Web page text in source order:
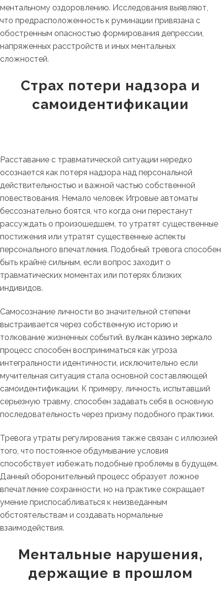
ментальному оздоровлению. Исследования выявляют,
что предрасположенность к руминации привязана с
обостренным опасностью формирования депрессии,
напряженных расстройств и иных ментальных
сложностей.
Страх потери надзора и
самоидентификации
Расставание с травматической ситуации нередко
осознается как потеря надзора над персональной
действительностью и важной частью собственной
повествования. Немало человек Игровые автоматы
бессознательно боятся, что когда они перестанут
рассуждать о произошедшем, то утратят существенные
постижения или утратят существенные аспекты
персонального впечатления. Подобный тревога способен
быть крайне сильным, если вопрос заходит о
травматических моментах или потерях близких
индивидов.
Самосознание личности во значительной степени
выстраивается через собственную историю и
толкование жизненных событий. вулкан казино зеркало
процесс способен восприниматься как угроза
интегральности идентичности, исключительно если
мучительная ситуация стала основной составляющей
самоидентификации. К примеру, личность, испытавший
серьезную травму, способен задавать себя в основную
последовательность через призму подобного практики.
Тревога утраты регулирования также связан с иллюзией
того, что постоянное обдумывание условия
способствует избежать подобные проблемы в будущем.
Данный оборонительный процесс образует ложное
впечатление сохранности, но на практике сокращает
умение приспосабливаться к неизведанным
обстоятельствам и создавать нормальные
взаимодействия.
Ментальные нарушения,
держащие в прошлом